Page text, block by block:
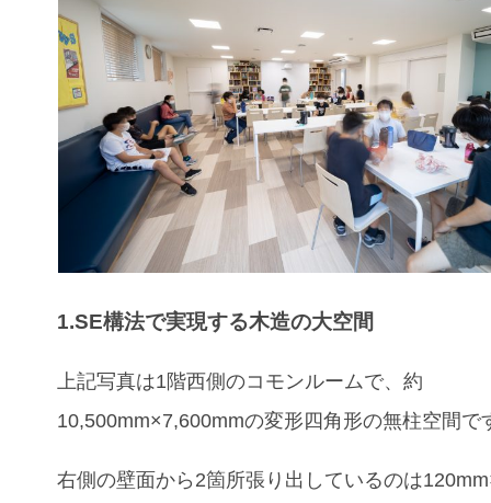
1.SE構法で実現する木造の大空間
上記写真は1階西側のコモンルームで、約
10,500mm×7,600mmの変形四角形の無柱空間で
右側の壁面から2箇所張り出しているのは